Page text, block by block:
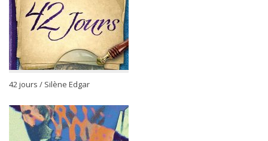
42 jours / Silène Edgar